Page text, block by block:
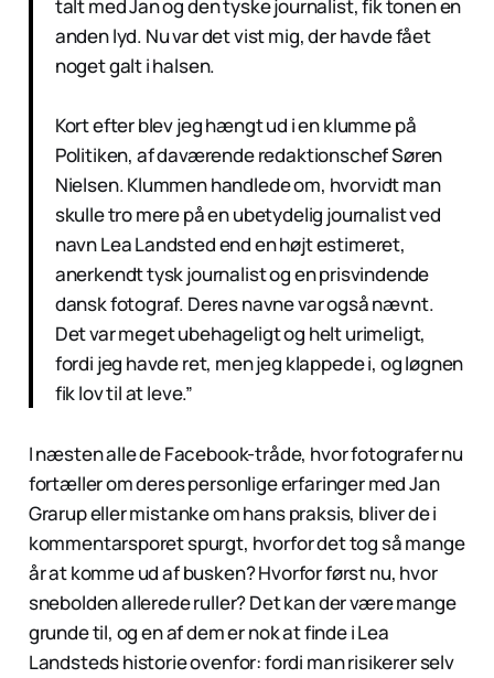
talt med Jan og den tyske journalist, fik tonen en
anden lyd. Nu var det vist mig, der havde fået
noget galt i halsen.
Kort efter blev jeg hængt ud i en klumme på
Politiken, af daværende redaktionschef Søren
Nielsen. Klummen handlede om, hvorvidt man
skulle tro mere på en ubetydelig journalist ved
navn Lea Landsted end en højt estimeret,
anerkendt tysk journalist og en prisvindende
dansk fotograf. Deres navne var også nævnt.
Det var meget ubehageligt og helt urimeligt,
fordi jeg havde ret, men jeg klappede i, og løgnen
fik lov til at leve.”
I næsten alle de Facebook-tråde, hvor fotografer nu
fortæller om deres personlige erfaringer med Jan
Grarup eller mistanke om hans praksis, bliver de i
kommentarsporet spurgt, hvorfor det tog så mange
år at komme ud af busken? Hvorfor først nu, hvor
snebolden allerede ruller? Det kan der være mange
grunde til, og en af dem er nok at finde i Lea
Landsteds historie ovenfor: fordi man risikerer selv